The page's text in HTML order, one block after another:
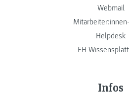
Webmail
Helpdesk
FH
Infos